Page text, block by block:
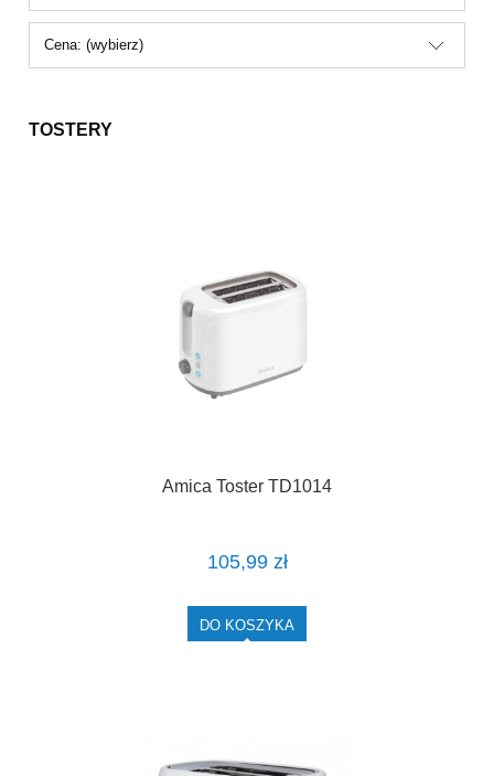
Cena: (wybierz)
TOSTERY
Amica Toster TD1014
105,99 zł
DO KOSZYKA